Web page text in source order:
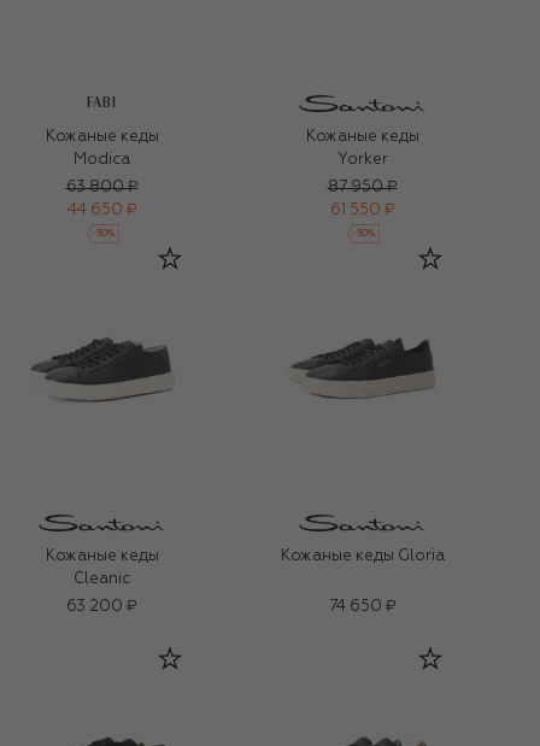
FABI
Кожаные кеды
Modica
63 800 ₽
44 650 ₽
-30%
Кожаные кеды
Yorker
87 950 ₽
61 550 ₽
-30%
Кожаные кеды
Cleanic
63 200 ₽
Кожаные кеды Gloria
74 650 ₽